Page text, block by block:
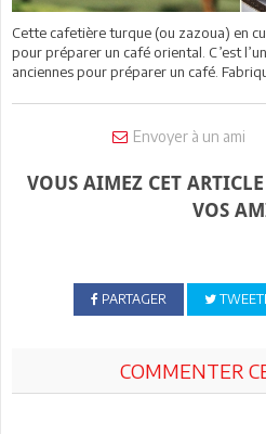
Cette cafetière turque (ou zazoua) en
pour préparer un café oriental. C’est
anciennes pour préparer un café.
Envoyer à un ami
VOUS AIMEZ CET
VOS
PARTAGER
COMMENTER